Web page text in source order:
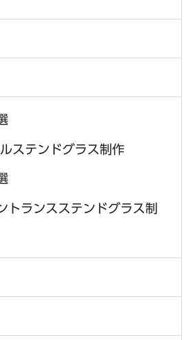
ステンドグラス制作
ランスステンドグラス制